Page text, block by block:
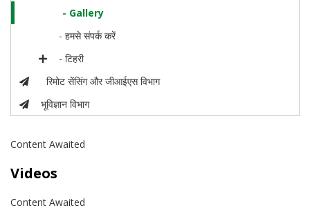
- Gallery
- हमसे संपर्क करें
- टिहरी
रिमोट सेंसिंग और जीआईएस विभाग
भूविज्ञान विभाग
Content Awaited
Videos
Content Awaited